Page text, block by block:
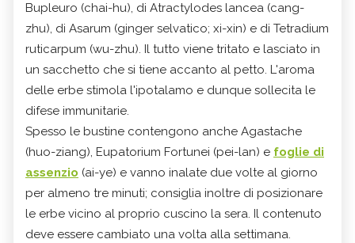
Bupleuro (chai-hu), di Atractylodes lancea (cang-
zhu), di Asarum (ginger selvatico; xi-xin) e di Tetradium
ruticarpum (wu-zhu). Il tutto viene tritato e lasciato in
un sacchetto che si tiene accanto al petto. L'aroma
delle erbe stimola l'ipotalamo e dunque sollecita le
difese immunitarie.
Spesso le bustine contengono anche Agastache
(huo-ziang), Eupatorium Fortunei (pei-lan) e foglie di
assenzio (ai-ye) e vanno inalate due volte al giorno
per almeno tre minuti; consiglia inoltre di posizionare
le erbe vicino al proprio cuscino la sera. Il contenuto
deve essere cambiato una volta alla settimana.